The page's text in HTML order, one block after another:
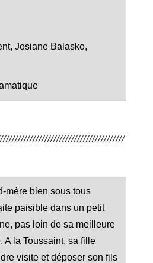
Josiane Balasko,
mère bien sous tous
paisible dans un petit
pas loin de sa meilleure
A la Toussaint, sa fille
visite et déposer son fils